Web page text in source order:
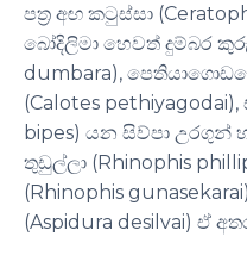
පත්‍ර අඟ කටුස්සා
බෝදිලිමා හෙවත් දුම්බර
dumbara),
(Calotes
bipes) යන සිව්පා උරගුන්
තුඩුල්ලා (Rhinophis
(Rhinophis
(Aspidura desilvai) ඒ